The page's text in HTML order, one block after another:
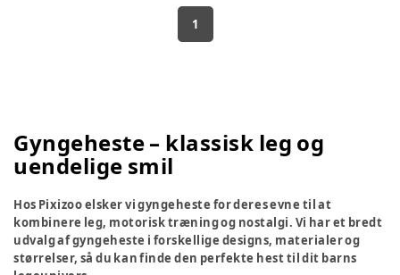
1
Gyngeheste – klassisk leg og
uendelige smil
Hos Pixizoo elsker vi gyngeheste for deres evne til at
kombinere leg, motorisk træning og nostalgi. Vi har et bredt
udvalg af gyngeheste i forskellige designs, materialer og
størrelser, så du kan finde den perfekte hest til dit barns